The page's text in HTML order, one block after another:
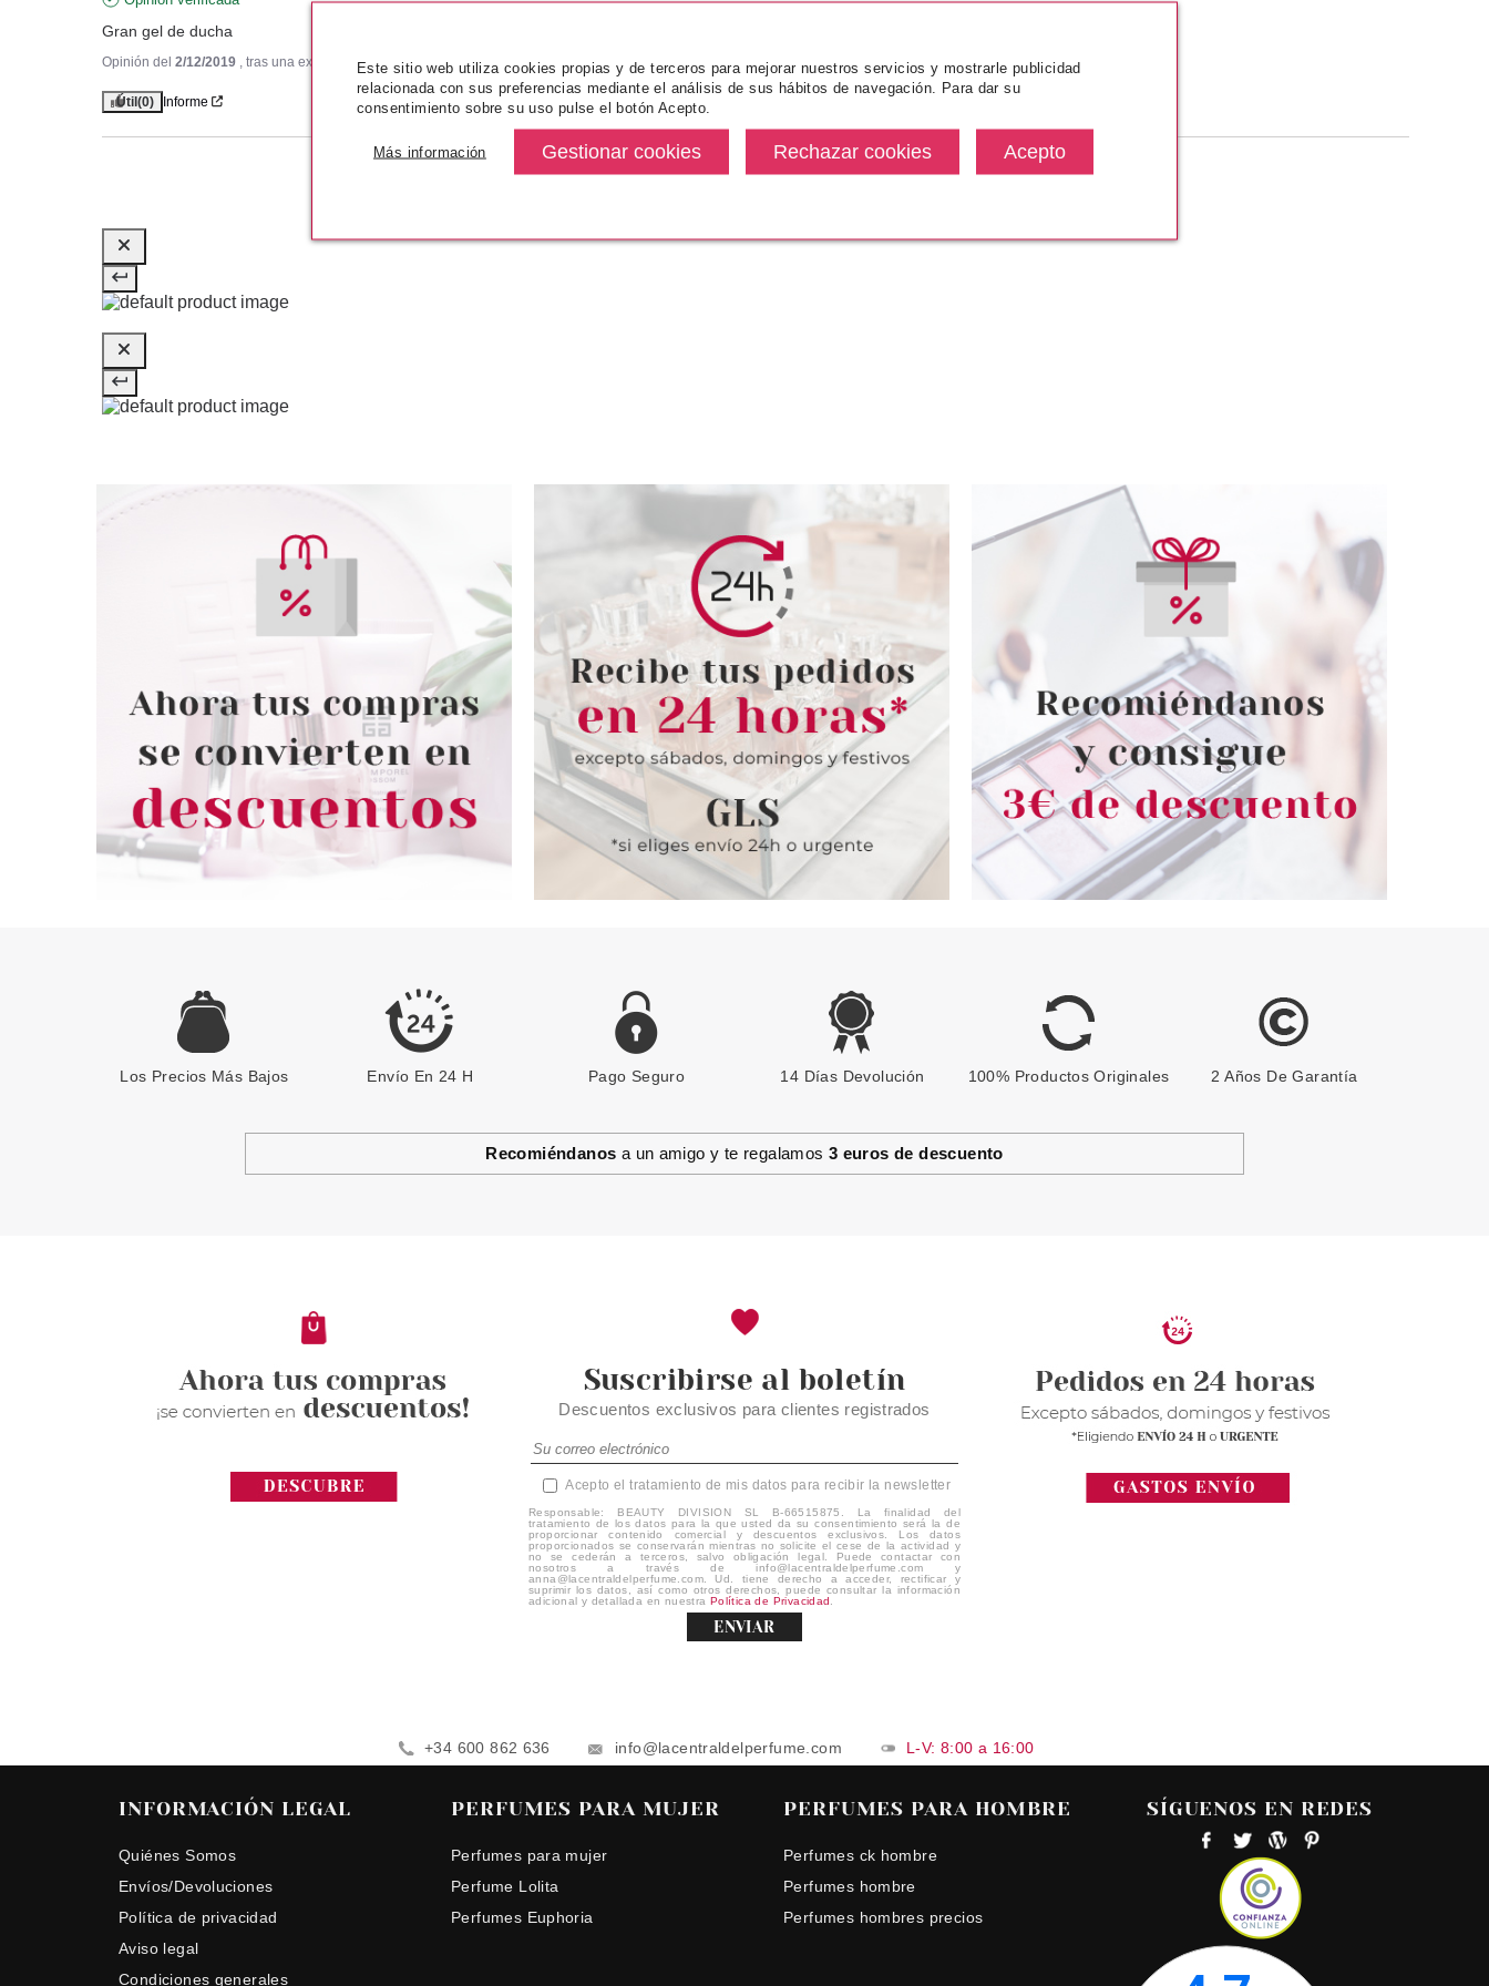
TABAC
TABAC ORIGINAL AFTER SHAVE
LOTION 200 ML
Pvr 37.90€ desde
Gran gel de ducha
Opinión del 2/12/2019 , tras una experiencia del 20/11/2019 porA.A.
Útil (0) Informe
1
Los Precios Más Bajos Envío En 24 H Pago Seguro 14 Días Devolución 100% Productos Originales 2 Años De Garantía
Recomiéndanos a un amigo y te regalamos 3 euros de descuento
Suscribirse al boletín
Descuentos exclusivos para clientes registrados
Acepto el tratamiento de mis datos para recibir la newsletter
Responsable: BEAUTY DIVISION SL B-66515875. La finalidad del
tratamiento de los datos para la que usted da su consentimiento será la de
proporcionar contenido comercial y descuentos exclusivos. Los datos
proporcionados se conservarán mientras no solicite el cese de la actividad y
no se cederán a terceros, salvo obligación legal. Puede contactar con
nosotros a través de info@lacentraldelperfume.com y
anna@lacentraldelperfume.com. Ud. tiene derecho a acceder, rectificar y
suprimir los datos, así como otros derechos, puede consultar la información
adicional y detallada en nuestra Política de Privacidad
ENVIAR
+34 600 862 636 info@lacentraldelperfume.com L-V: 8:00 a 16:00
INFORMACIÓN LEGAL
Quiénes Somos
Envíos/Devoluciones
Política de privacidad
Aviso legal
Condiciones generales
PERFUMES PARA MUJER
Perfumes para mujer
Perfume Lolita
Perfumes Euphoria
PERFUMES PARA HOMBRE
Perfumes ck hombre
Perfumes hombre
Perfumes hombres precios
SÍGUENOS EN REDES
Este sitio web utiliza cookies propias y de terceros para mejorar nuestros servicios y mostrarle publicidad
relacionada con sus preferencias mediante el análisis de sus hábitos de navegación. Para dar su
consentimiento sobre su uso pulse el botón Acepto.
Más información